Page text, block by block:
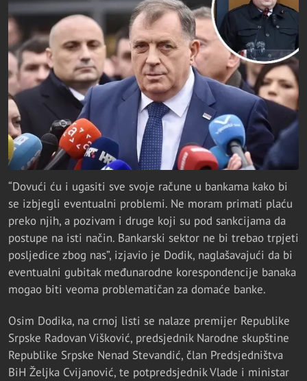
“Dovući ću i ugasiti sve svoje račune u bankama kako bi
se izbjegli eventualni problemi. Ne moram primati plaću
preko njih, a pozivam i druge koji su pod sankcijama da
postupe na isti način. Bankarski sektor ne bi trebao trpjeti
posljedice zbog nas”, izjavio je Dodik, naglašavajući da bi
eventualni gubitak međunarodne korespondencije banaka
mogao biti veoma problematičan za domaće banke.
Osim Dodika, na crnoj listi se nalaze premijer Republike
Srpske Radovan Višković, predsjednik Narodne skupštine
Republike Srpske Nenad Stevandić, član Predsjedništva
BiH Željka Cvijanović, te potpredsjednik Vlade i ministar